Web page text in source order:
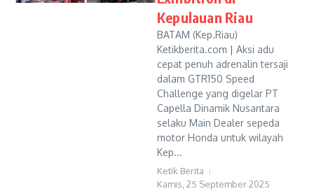
Kepulauan Riau
BATAM (Kep.Riau)
Ketikberita.com | Aksi adu
cepat penuh adrenalin tersaji
dalam GTR150 Speed
Challenge yang digelar PT
Capella Dinamik Nusantara
selaku Main Dealer sepeda
motor Honda untuk wilayah
Kep...
Ketik Berita
Kamis, 25 September 2025